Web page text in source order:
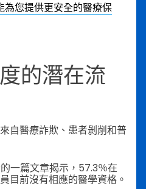
為您提供更安全的醫療保
的潛在流
自醫療詐欺、患者剝削和普
一篇文章揭示，57.3％在
目前沒有相應的醫學資格。